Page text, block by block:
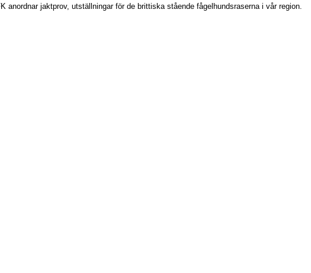
anordnar jaktprov, utställningar för de brittiska stående fågelhundsraserna i vår region.